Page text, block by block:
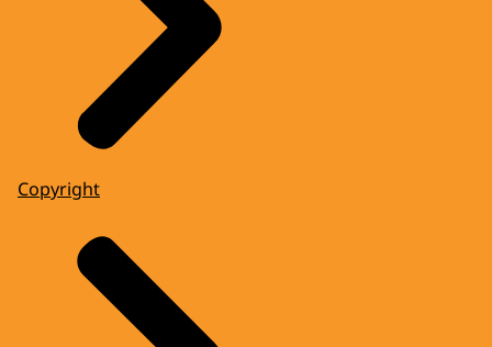
Copyright